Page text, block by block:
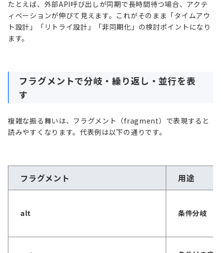
たとえば、外部API呼び出しが同期で長時間待つ場合、アクテ
ィベーションが伸びて見えます。これがそのまま「タイムアウ
ト設計」「リトライ設計」「非同期化」の検討ポイントになり
ます。
フラグメントで分岐・繰り返し・並行を表
す
複雑な振る舞いは、フラグメント（fragment）で表現すると
読みやすくなります。代表例は以下の通りです。
フラグメント 用途
alt 条件分岐